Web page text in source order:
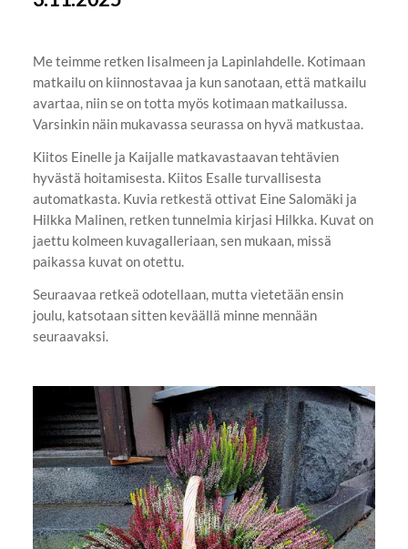
Me teimme retken Iisalmeen ja Lapinlahdelle. Kotimaan
matkailu on kiinnostavaa ja kun sanotaan, että matkailu
avartaa, niin se on totta myös kotimaan matkailussa.
Varsinkin näin mukavassa seurassa on hyvä matkustaa.
Kiitos Einelle ja Kaijalle matkavastaavan tehtävien
hyvästä hoitamisesta. Kiitos Esalle turvallisesta
automatkasta. Kuvia retkestä ottivat Eine Salomäki ja
Hilkka Malinen, retken tunnelmia kirjasi Hilkka. Kuvat on
jaettu kolmeen kuvagalleriaan, sen mukaan, missä
paikassa kuvat on otettu.
Seuraavaa retkeä odotellaan, mutta vietetään ensin
joulu, katsotaan sitten keväällä minne mennään
seuraavaksi.